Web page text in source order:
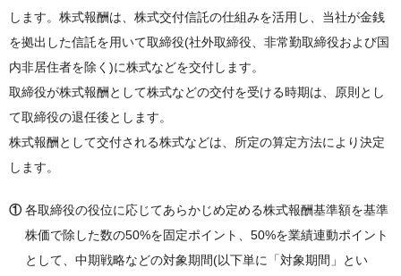
します。株式報酬は、株式交付信託の仕組みを活用し、当社が金銭
を拠出した信託を用いて取締役(社外取締役、非常勤取締役および国
内非居住者を除く)に株式などを交付します。
取締役が株式報酬として株式などの交付を受ける時期は、原則とし
て取締役の退任後とします。
株式報酬として交付される株式などは、所定の算定方法により決定
します。
① 各取締役の役位に応じてあらかじめ定める株式報酬基準額を基準
株価で除した数の50%を固定ポイント、50%を業績連動ポイント
として、中期戦略などの対象期間(以下単に「対象期間」とい